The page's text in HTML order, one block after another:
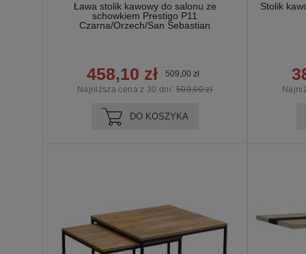
Ława stolik kawowy do salonu ze
schowkiem Prestigo P11
Czarna/Orzech/San Sebastian
458,10 zł
509,00 zł
Najniższa cena z 30 dni: 509,00 zł
DO KOSZYKA
Stolik